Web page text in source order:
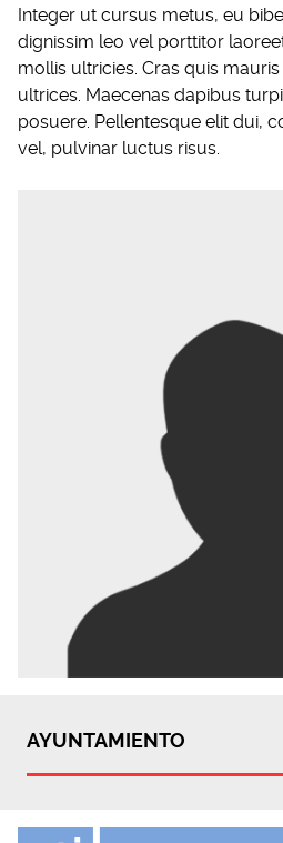
Integer ut cursus metus, eu
dignissim leo vel porttitor
mollis ultricies. Cras quis
ultrices. Maecenas dapibus
posuere. Pellentesque elit dui,
vel, pulvinar luctus risus.
AYUNTAMIENTO